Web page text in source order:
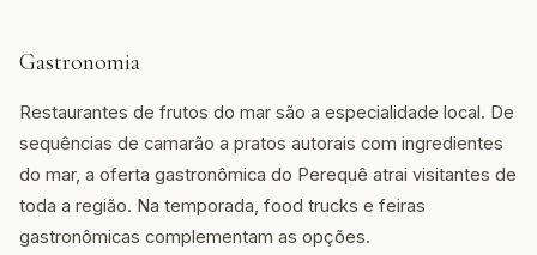
Gastronomia
Restaurantes de frutos do mar são a especialidade local. De
sequências de camarão a pratos autorais com ingredientes
do mar, a oferta gastronômica do Perequê atrai visitantes de
toda a região. Na temporada, food trucks e feiras
gastronômicas complementam as opções.